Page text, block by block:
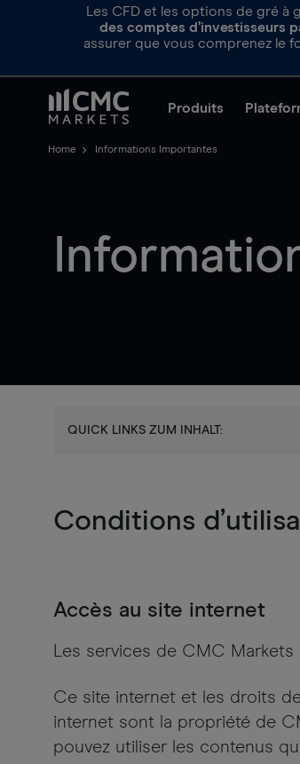
Les CFD et les options de gré
des comptes d’investisseurs
assurer que vous comprenez le
Produits
Home Informations Importantes
QUICK LINKS ZUM INHALT:
Conditions
Accès au site internet
Les services de CMC Markets
Ce site internet et les droits
internet sont la propriété de
pouvez utiliser les contenus